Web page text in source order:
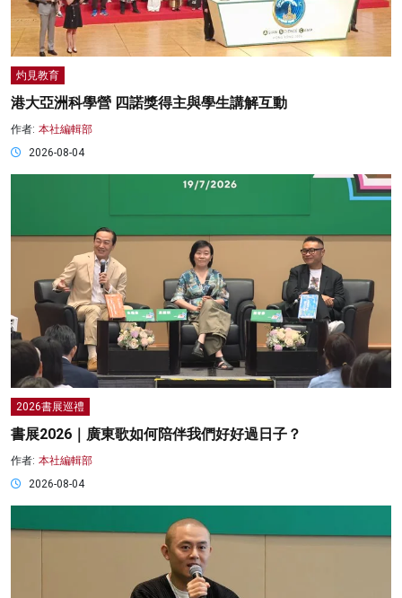
灼見教育
港大亞洲科學營 四諾獎得主與學生講解互動
作者: 本社編輯部
2026-08-04
2026書展巡禮
書展2026｜廣東歌如何陪伴我們好好過日子？
作者: 本社編輯部
2026-08-04